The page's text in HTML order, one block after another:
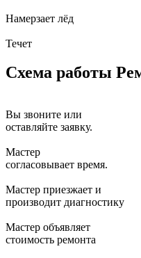
Намерзает лёд
Течет
Схема работы
Вы звоните или
оставляйте заявку.
Мастер
согласовывает время.
Мастер приезжает и
производит диагностику
Мастер объявляет
стоимость ремонта